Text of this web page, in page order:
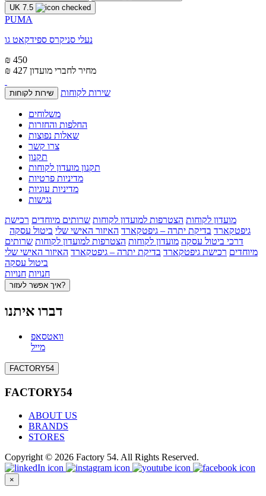
UK 7.5
PUMA
נעלי סניקרס ספידקאט גו
₪ 450
₪ 427 מחיר לחברי מועדון
שירות לקוחות שירות לקוחות
משלוחים
החלפות והחזרות
שאלות נפוצות
צרו קשר
תקנון
תקנון מועדון לקוחות
מדיניות פרטיות
מדיניות עוגיות
נגישות
מועדון לקוחות הצטרפות למועדון לקוחות שרותים מיוחדים רכישת
גיפטקארד בדיקת יתרה – גיפטקארד האיזור האישי שלי ביטול עסקה
דרכי ביטול עסקה מועדון לקוחות הצטרפות למועדון לקוחות שרותים
מיוחדים רכישת גיפטקארד בדיקת יתרה – גיפטקארד האיזור האישי שלי
ביטול עסקה
חנויות חנויות
איך אפשר לעזור?
דברו איתנו
וואטסאפ
מייל
FACTORY54
FACTORY54
ABOUT US
BRANDS
STORES
Copyright © 2026 Factory 54. All Rights Reserved.
×